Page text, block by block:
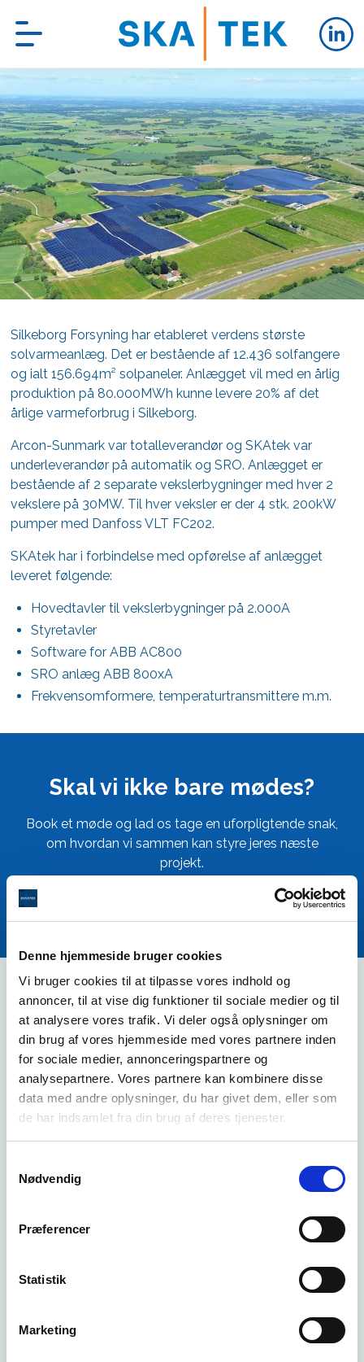
Denne hjemmeside bruger cookies
Vi bruger cookies til at tilpasse vores indhold og
annoncer, til at vise dig funktioner til sociale medier og til
at analysere vores trafik. Vi deler også oplysninger om
din brug af vores hjemmeside med vores partnere inden
for sociale medier, annonceringspartnere og
analysepartnere. Vores partnere kan kombinere disse
data med andre oplysninger, du har givet dem, eller som
de har indsamlet fra din brug af deres tjenester.
Nødvendig
Præferencer
Statistik
Marketing
Silkeborg Forsyning har etableret verdens største
solvarmeanlæg. Det er bestående af 12.436 solfangere
og ialt 156.694m² solpaneler. Anlægget vil med en årlig
produktion på 80.000MWh kunne levere 20% af det
årlige varmeforbrug i Silkeborg.
Arcon-Sunmark var totalleverandør og SKAtek var
underleverandør på automatik og SRO. Anlægget er
bestående af 2 separate vekslerbygninger med hver 2
vekslere på 30MW. Til hver veksler er der 4 stk. 200kW
pumper med Danfoss VLT FC202.
SKAtek har i forbindelse med opførelse af anlægget
leveret følgende:
Hovedtavler til vekslerbygninger på 2.000A
Styretavler
Software for ABB AC800
SRO anlæg ABB 800xA
Frekvensomformere, temperaturtransmittere m.m.
Skal vi ikke bare mødes?
Book et møde og lad os tage en uforpligtende snak,
om hvordan vi sammen kan styre jeres næste
projekt.
Styring & Automatik
SKAtek A/S specialiseret i at levere skræddersyede
solvarmeanlæg i hele verden, ligesom selskabet er
involveret i varmepumper, biokedler og